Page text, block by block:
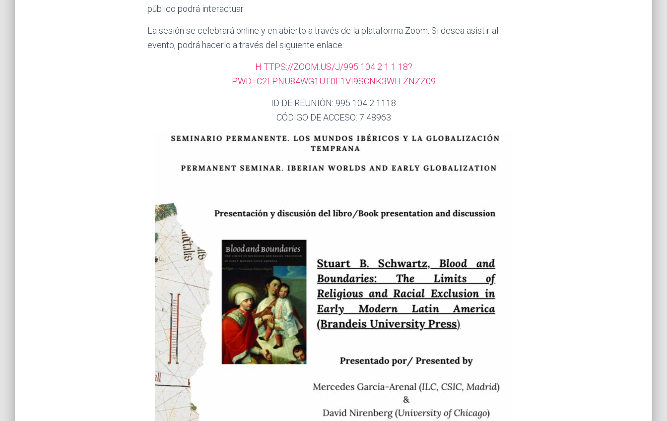
público podrá interactuar.
La sesión se celebrará online y en abierto a través de la plataforma Zoom. Si desea asistir al
evento, podrá hacerlo a través del siguiente enlace:
H TTPS://ZOOM.US/J/995 104 2 1 1 18?
PWD=C2LPNU84WG1UT0F1VI9SCNK3WH ZNZZ09
ID DE REUNIÓN: 995 104 2 1118
CÓDIGO DE ACCESO: 7 48963